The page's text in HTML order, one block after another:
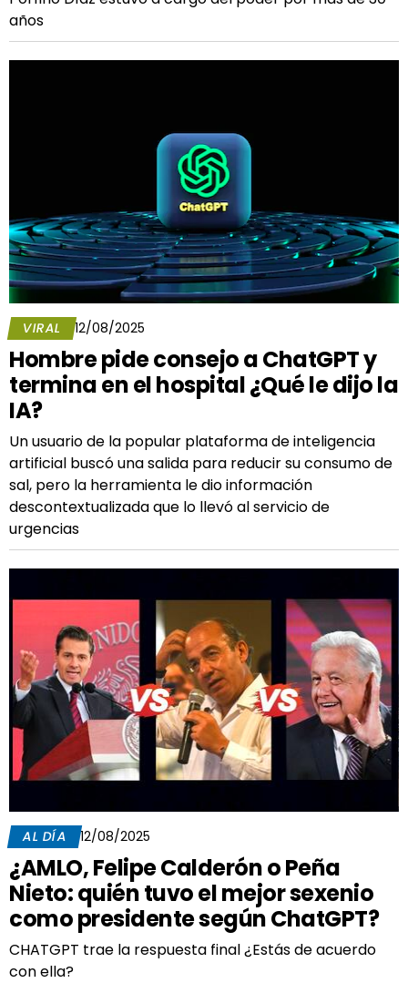
años
VIRAL 12/08/2025
Hombre pide consejo a ChatGPT y
termina en el hospital ¿Qué le dijo la
IA?
Un usuario de la popular plataforma de inteligencia
artificial buscó una salida para reducir su consumo de
sal, pero la herramienta le dio información
descontextualizada que lo llevó al servicio de
urgencias
AL DÍA 12/08/2025
¿AMLO, Felipe Calderón o Peña
Nieto: quién tuvo el mejor sexenio
como presidente según ChatGPT?
CHATGPT trae la respuesta final ¿Estás de acuerdo
con ella?